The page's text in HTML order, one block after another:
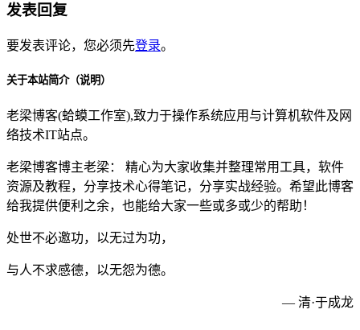
发表回复
要发表评论，您必须先登录。
关于本站简介（说明）
老梁博客(蛤蟆工作室),致力于操作系统应用与计算机软件及网
络技术IT站点。
老梁博客博主老梁： 精心为大家收集并整理常用工具，软件
资源及教程，分享技术心得笔记，分享实战经验。希望此博客
给我提供便利之余，也能给大家一些或多或少的帮助！
处世不必邀功，以无过为功，
与人不求感德，以无怨为德。
— 清·于成龙